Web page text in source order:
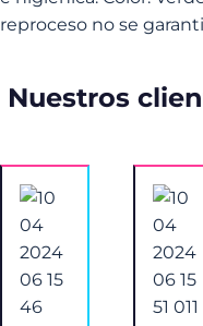
reproceso no se
Nuestros